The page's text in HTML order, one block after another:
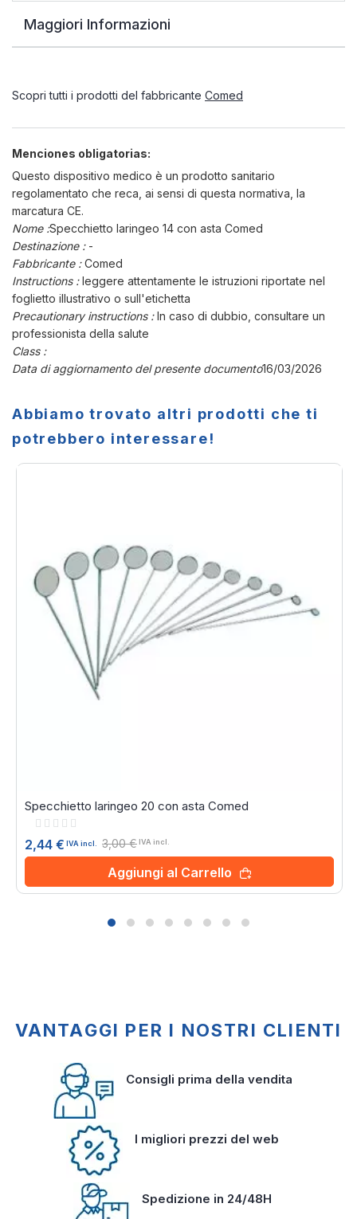
Maggiori Informazioni
Scopri tutti i prodotti del fabbricante Comed
Menciones obligatorias:
Questo dispositivo medico è un prodotto sanitario
regolamentato che reca, ai sensi di questa normativa, la
marcatura CE.
Nome :Specchietto laringeo 14 con asta Comed
Destinazione : -
Fabbricante :Comed
Instructions :leggere attentamente le istruzioni riportate nel
foglietto illustrativo o sull'etichetta
Precautionary instructions :In caso di dubbio, consultare un
professionista della salute
Class :
Data di aggiornamento del presente documento16/03/2026
Abbiamo trovato altri prodotti che ti
potrebbero interessare!
Specchietto laringeo 20 con asta Comed
Rating:
2,44 € IVA incl. 3,00 € IVA incl.
Aggiungi al Carrello
VANTAGGI PER I NOSTRI CLIENTI
Consigli prima della vendita
I migliori prezzi del web
Spedizione in 24/48H